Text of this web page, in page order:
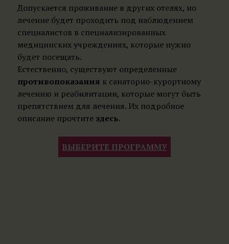
Допускается проживание в других отелях, но
лечение будет проходить под наблюдением
специалистов в специализированных
медицинских учреждениях, которые нужно
будет посещать.
Естественно, существуют определенные
противопоказания к санаторно-курортному
лечению и реабилитации, которые могут быть
препятствием для лечения. Их подробное
описание прочтите здесь.
ВЫБЕРИТЕ ПРОГРАММУ